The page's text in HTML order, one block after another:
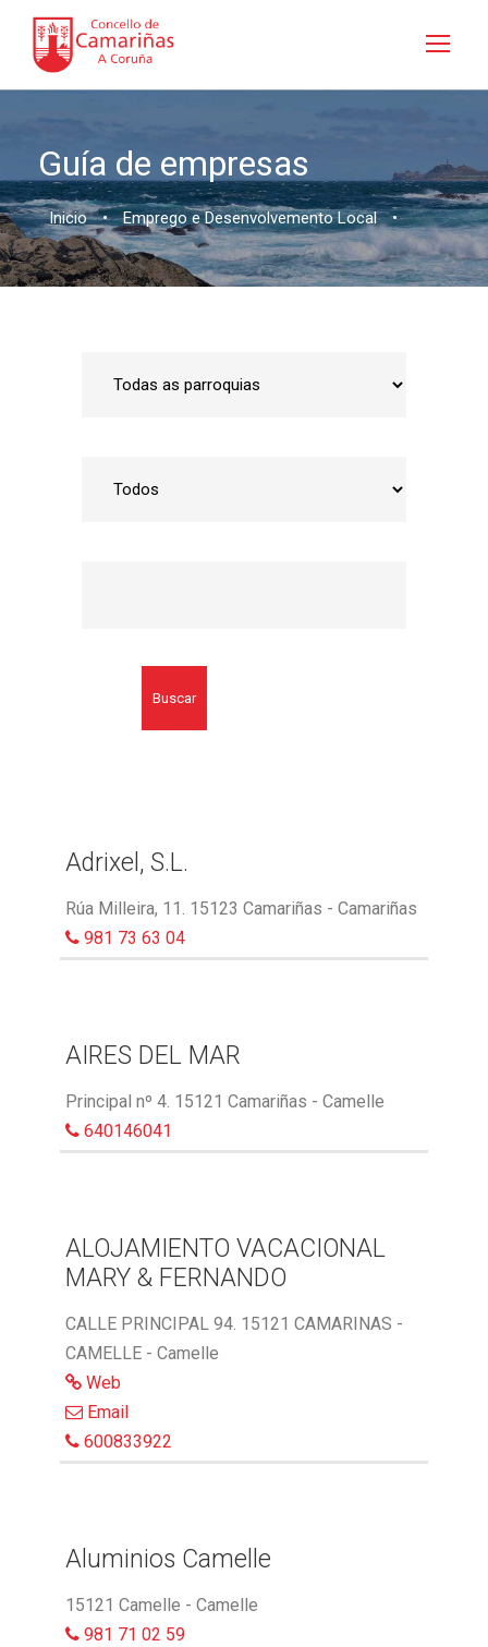
Guía de empresas
Inicio • Emprego e Desenvolvemento Local •
Buscar
Adrixel, S.L.
Rúa Milleira, 11. 15123 Camariñas - Camariñas
981 73 63 04
AIRES DEL MAR
Principal nº 4. 15121 Camariñas - Camelle
640146041
ALOJAMIENTO VACACIONAL
MARY & FERNANDO
CALLE PRINCIPAL 94. 15121 CAMARINAS -
CAMELLE - Camelle
Web
Email
600833922
Aluminios Camelle
15121 Camelle - Camelle
981 71 02 59